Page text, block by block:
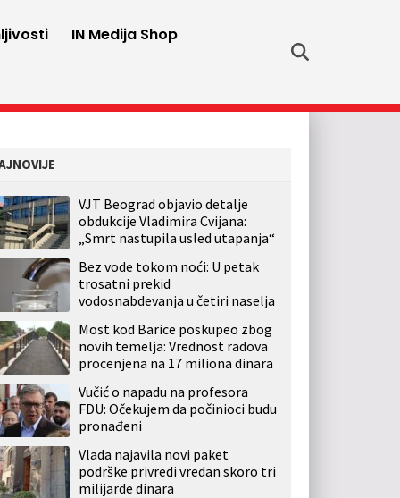
IN Medija Shop
VJT Beograd objavio detalje
obdukcije Vladimira Cvijana:
„Smrt nastupila usled utapanja“
Bez vode tokom noći: U petak
trosatni prekid
vodosnabdevanja u četiri naselja
Most kod Barice poskupeo zbog
novih temelja: Vrednost radova
procenjena na 17 miliona dinara
Vučić o napadu na profesora
FDU: Očekujem da počinioci budu
pronađeni
Vlada najavila novi paket
podrške privredi vredan skoro tri
milijarde dinara